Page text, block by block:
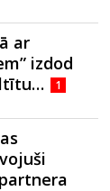
ar
izdod
1